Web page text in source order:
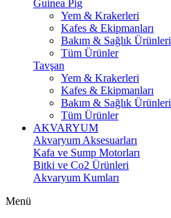
Guinea Pig
Yem & Krakerleri
Kafes & Ekipmanları
Bakım & Sağlık Ürünleri
Tüm Ürünler
Tavşan
Yem & Krakerleri
Kafes & Ekipmanları
Bakım & Sağlık Ürünleri
Tüm Ürünler
AKVARYUM
Akvaryum Aksesuarları
Kafa ve Sump Motorları
Bitki ve Co2 Ürünleri
Akvaryum Kumları
Menü